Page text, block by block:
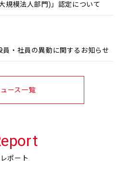
規模法人部門)」認定について
・社員の異動に関するお知らせ
ース一覧
レポート